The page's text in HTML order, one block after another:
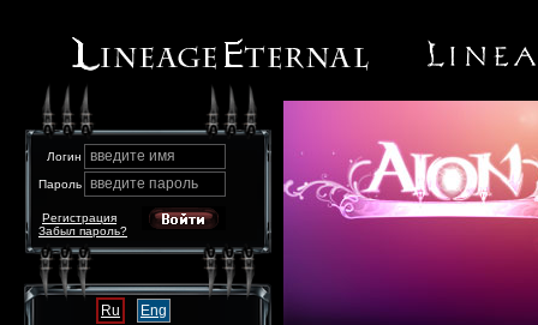
Логин введите имя
Пароль введите пароль
Забыл пароль?
Регистрация
Ru
Eng